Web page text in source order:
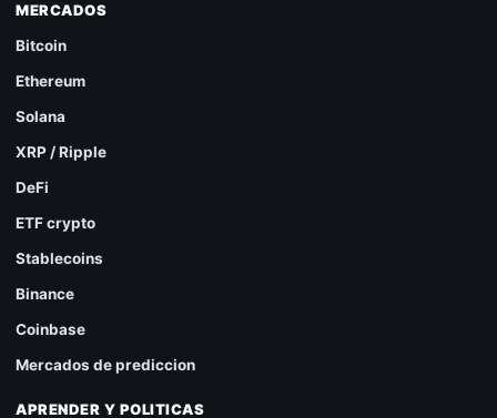
MERCADOS
Bitcoin
Ethereum
Solana
XRP / Ripple
DeFi
ETF crypto
Stablecoins
Binance
Coinbase
Mercados de prediccion
APRENDER Y POLITICAS